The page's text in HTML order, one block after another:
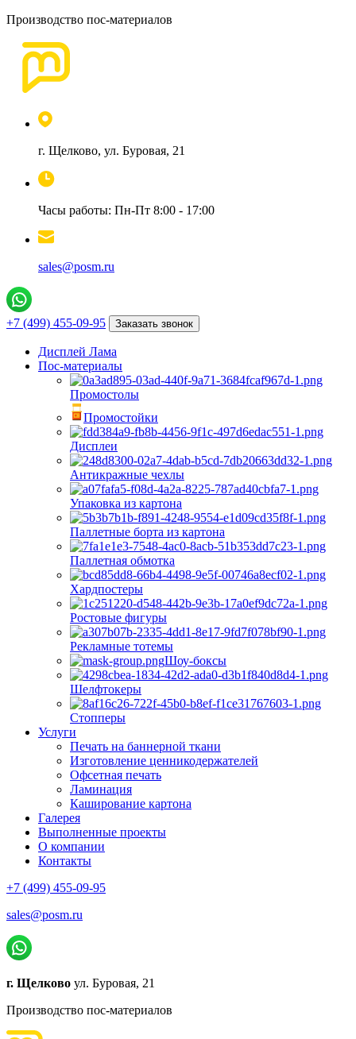
Производство пос-материалов
г. Щелково, ул. Буровая, 21
Часы работы: Пн-Пт 8:00 - 17:00
sales@posm.ru
+7 (499) 455-09-95 Заказать звонок
Дисплей Лама
Пос-материалы
Промостолы
Промостойки
Дисплеи
Антикражные чехлы
Упаковка из картона
Паллетные борта из картона
Паллетная обмотка
Хардпостеры
Ростовые фигуры
Рекламные тотемы
Шоу-боксы
Шелфтокеры
Стопперы
Услуги
Печать на баннерной ткани
Изготовление ценникодержателей
Офсетная печать
Ламинация
Каширование картона
Галерея
Выполненные проекты
О компании
Контакты
+7 (499) 455-09-95
sales@posm.ru
г. Щелково ул. Буровая, 21
Производство пос-материалов